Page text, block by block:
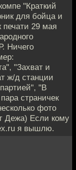
"Краткий
для бойца и
29 мая
Ничего
"Захват и
ж/д станции
"В
страничек
фото
Дежа) Если кому
я вышлю.